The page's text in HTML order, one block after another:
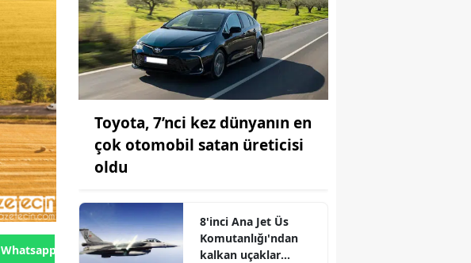
Whatsapp'tan Gönder
Toyota, 7’nci kez dünyanın en
çok otomobil satan üreticisi
oldu
8'inci Ana Jet Üs
Komutanlığı'ndan
kalkan uçaklar